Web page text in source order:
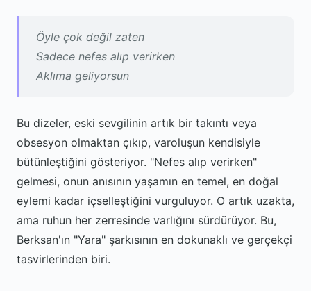
Öyle çok değil zaten
Sadece nefes alıp verirken
Aklıma geliyorsun
Bu dizeler, eski sevgilinin artık bir takıntı veya
obsesyon olmaktan çıkıp, varoluşun kendisiyle
bütünleştiğini gösteriyor. "Nefes alıp verirken"
gelmesi, onun anısının yaşamın en temel, en doğal
eylemi kadar içselleştiğini vurguluyor. O artık uzakta,
ama ruhun her zerresinde varlığını sürdürüyor. Bu,
Berksan'ın "Yara" şarkısının en dokunaklı ve gerçekçi
tasvirlerinden biri.